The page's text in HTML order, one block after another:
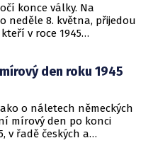
konce války. Na
neděle 8. května, přijedou
v roce 1945
jen na vyloďovacích
radní Veronika
den roku 1945
o náletech německých
mírový den po konci
v řadě českých a